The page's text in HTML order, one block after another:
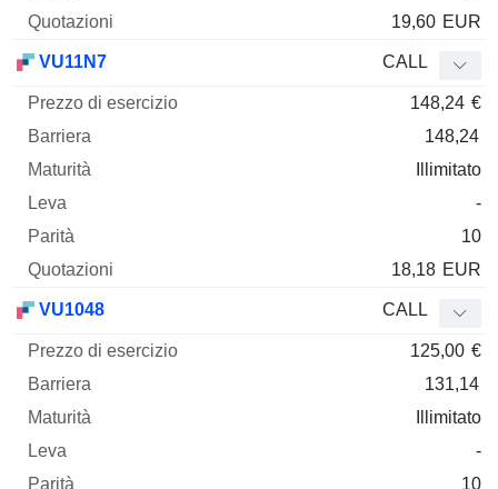
19,60 EUR
VU11N7 CALL
148,24 €
148,24
Illimitato
-
10
18,18 EUR
VU1048 CALL
125,00 €
131,14
Illimitato
-
10